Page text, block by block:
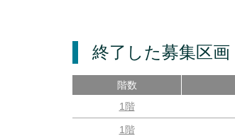
終了した募集区画
階数
1階
1階